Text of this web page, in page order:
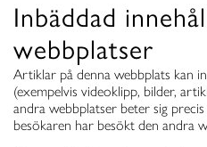
Inbäddad
webbplatser
Artiklar på denna webbplats kan
(exempelvis videoklipp, bilder,
andra webbplatser beter sig
besökaren har besökt den andra